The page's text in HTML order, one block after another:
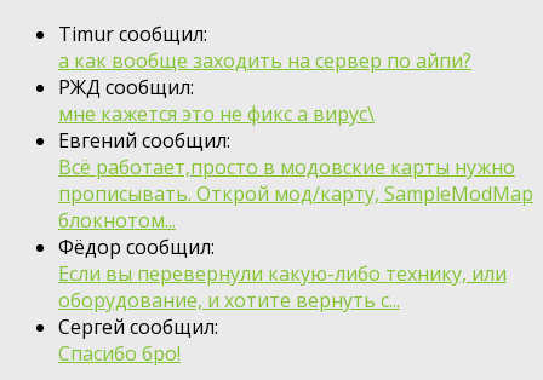
Timur сообщил:
а как вообще заходить на сервер по айпи?
РЖД сообщил:
мне кажется это не фикс а вирус\
Евгений сообщил:
Всё работает,просто в модовские карты нужно
прописывать. Открой мод/карту, SampleModMap
блокнотом...
Фёдор сообщил:
Если вы перевернули какую-либо технику, или
оборудование, и хотите вернуть с...
Сергей сообщил:
Спасибо бро!